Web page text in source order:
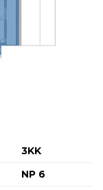
3KK
NP 6